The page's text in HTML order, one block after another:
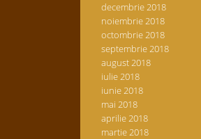
decembrie 2018
noiembrie 2018
octombrie 2018
septembrie 2018
august 2018
iulie 2018
iunie 2018
mai 2018
aprilie 2018
martie 2018